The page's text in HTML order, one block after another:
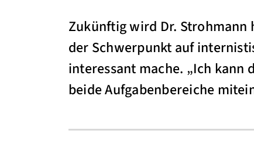
Zukünftig wird Dr.
der Schwerpunkt auf
interessant mache. „Ich kann
beide Aufgabenbereiche